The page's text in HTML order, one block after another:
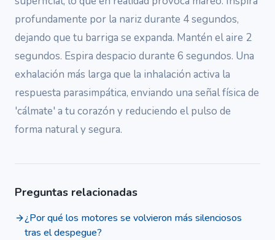
profundamente por la nariz durante 4 segundos,
dejando que tu barriga se expanda. Mantén el aire 2
segundos. Espira despacio durante 6 segundos. Una
exhalación más larga que la inhalación activa la
respuesta parasimpática, enviando una señal física de
'cálmate' a tu corazón y reduciendo el pulso de
forma natural y segura.
Preguntas relacionadas
¿Por qué los motores se volvieron más silenciosos
tras el despegue?